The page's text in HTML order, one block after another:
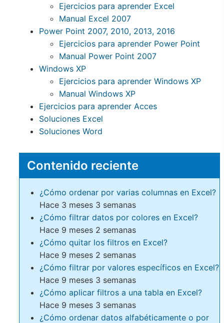
Ejercicios para aprender Excel
Manual Excel 2007
Power Point 2007, 2010, 2013, 2016
Ejercicios para aprender Power Point
Manual Power Point 2007
Windows XP
Ejercicios para aprender Windows XP
Manual Windows XP
Ejercicios para aprender Acces
Soluciones Excel
Soluciones Word
Contenido reciente
¿Cómo ordenar por varias columnas en Excel?
Hace 3 meses 3 semanas
¿Cómo filtrar datos por colores en Excel?
Hace 9 meses 2 semanas
¿Cómo quitar los filtros en Excel?
Hace 9 meses 2 semanas
¿Cómo filtrar por valores específicos en Excel?
Hace 9 meses 3 semanas
¿Cómo aplicar filtros a una tabla en Excel?
Hace 9 meses 3 semanas
¿Cómo ordenar datos alfabéticamente o por